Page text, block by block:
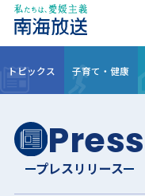
トピックス 子育て・健康
Press
プレスリリース